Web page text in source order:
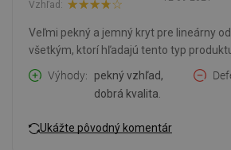
Vzhľad:
Veľmi pekný a jemný kryt pre lineárny
všetkým, ktorí hľadajú tento typ
Výhody
pekný vzhľad,
dobrá kvalita.
Ukážte pôvodný komentár